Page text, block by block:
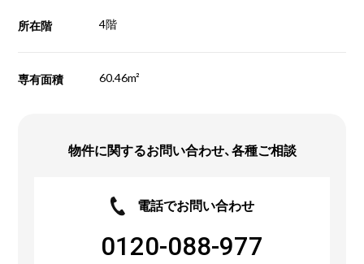
所在階 4階
専有面積 60.46m²
物件に関するお問い合わせ、各種ご相談
電話でお問い合わせ
0120-088-977